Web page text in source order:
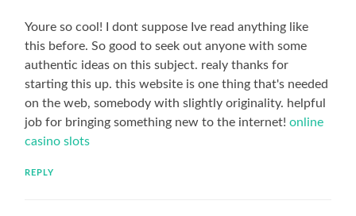
Youre so cool! I dont suppose Ive read anything like
this before. So good to seek out anyone with some
authentic ideas on this subject. realy thanks for
starting this up. this website is one thing that's needed
on the web, somebody with slightly originality. helpful
job for bringing something new to the internet!online
casino slots
REPLY